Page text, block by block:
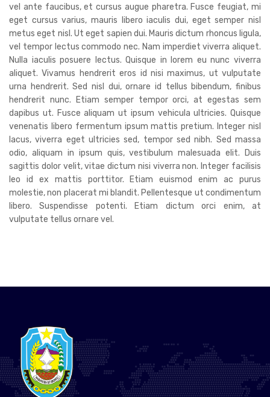
vel ante faucibus, et cursus augue pharetra. Fusce feugiat, mi
eget cursus varius, mauris libero iaculis dui, eget semper nisl
metus eget nisl. Ut eget sapien dui. Mauris dictum rhoncus ligula,
vel tempor lectus commodo nec. Nam imperdiet viverra aliquet.
Nulla iaculis posuere lectus. Quisque in lorem eu nunc viverra
aliquet. Vivamus hendrerit eros id nisi maximus, ut vulputate
urna hendrerit. Sed nisl dui, ornare id tellus bibendum, finibus
hendrerit nunc. Etiam semper tempor orci, at egestas sem
dapibus ut. Fusce aliquam ut ipsum vehicula ultricies. Quisque
venenatis libero fermentum ipsum mattis pretium. Integer nisl
lacus, viverra eget ultricies sed, tempor sed nibh. Sed massa
odio, aliquam in ipsum quis, vestibulum malesuada elit. Duis
sagittis dolor velit, vitae dictum nisi viverra non. Integer facilisis
leo id ex mattis porttitor. Etiam euismod enim ac purus
molestie, non placerat mi blandit. Pellentesque ut condimentum
libero. Suspendisse potenti. Etiam dictum orci enim, at
vulputate tellus ornare vel.